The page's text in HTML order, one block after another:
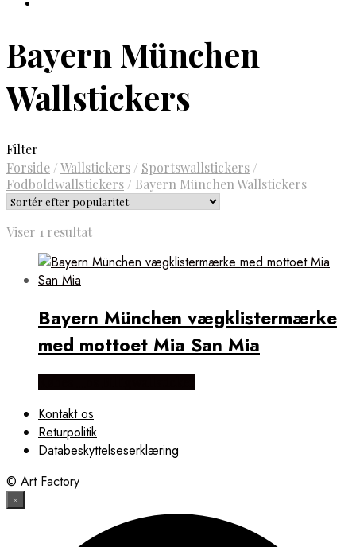
Bayern München
Wallstickers
Filter
Forside /Wallstickers / Sportswallstickers /
Fodboldwallstickers / Bayern München Wallstickers
Viser 1 resultat
Bayern München vægklistermærke
med mottoet Mia San Mia
Kontakt os
Returpolitik
Databeskyttelseserklæring
© Art Factory
×